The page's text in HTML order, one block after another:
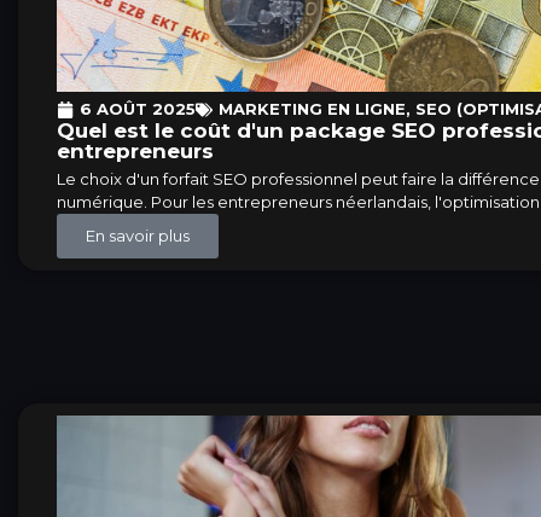
6 AOÛT 2025 MARKETING EN LIGNE, SEO
Quel est le coût d'un package SEO
entrepreneurs
Le choix d'un forfait SEO professionnel peut faire la
numérique. Pour les entrepreneurs néerlandais,
En savoir plus